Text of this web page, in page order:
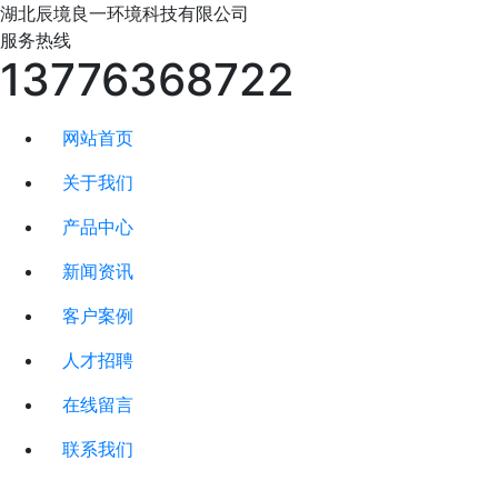
湖北辰境良一环境科技有限公司
服务热线
13776368722
网站首页
关于我们
产品中心
新闻资讯
客户案例
人才招聘
在线留言
联系我们